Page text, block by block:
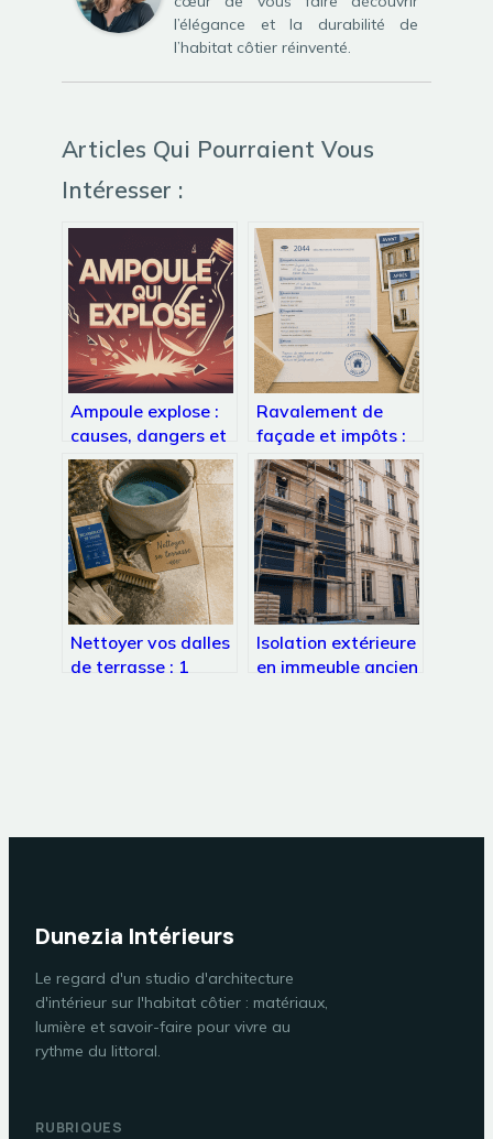
l’élégance et la durabilité de
l’habitat côtier réinventé.
Articles Qui Pourraient Vous
Intéresser :
Ampoule explose :
causes, dangers et
solutions simples
Ravalement de
façade et impôts :
comment éviter
l’erreur qui annule
votre déduction
Nettoyer vos dalles
de terrasse : 1
Isolation extérieure
en immeuble ancien
Dunezia Intérieurs
Le regard d'un studio d'architecture
d'intérieur sur l'habitat côtier : matériaux,
lumière et savoir-faire pour vivre au
rythme du littoral.
RUBRIQUES